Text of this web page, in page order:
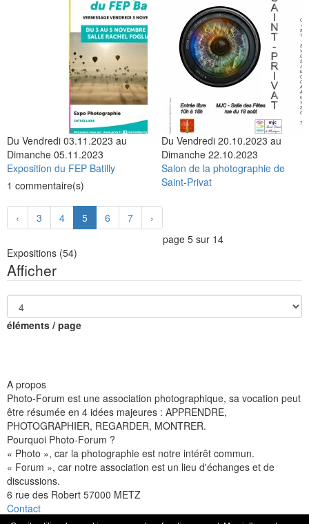
Du Vendredi 03.11.2023 au
Dimanche 05.11.2023
Exposition du FEP Batilly
1 commentaire(s)
Du Vendredi 20.10.2023 au
Dimanche 22.10.2023
Salon de la photographie de
Saint-Privat
‹ 3 4 5 6 7
›
page 5 sur 14
Expositions (54)
Afficher
éléments / page
A propos
Photo-Forum est une association photographique, sa vocation peut
être résumée en 4 idées majeures : APPRENDRE,
PHOTOGRAPHIER, REGARDER, MONTRER.
Pourquoi Photo-Forum ?
« Photo », car la photographie est notre intérêt commun.
« Forum », car notre association est un lieu d'échanges et de
discussions.
6 rue des Robert 57000 METZ
Contact